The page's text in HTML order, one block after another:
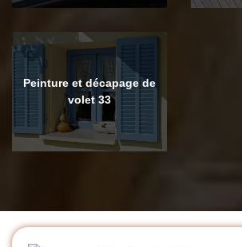
Peinture et décapage de
volet 33